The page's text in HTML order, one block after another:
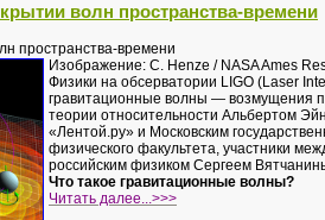
волн пространства-времени
пространства-времени
Изображение: C. Henze / NASA Ames
Физики на обсерватории LIGO (Laser
гравитационные волны — возмущения
теории относительности Альбертом
«Лентой.ру» и Московским
физического факультета, участники
российским физиком Сергеем
Что такое гравитационные волны?
Читать далее...>>>